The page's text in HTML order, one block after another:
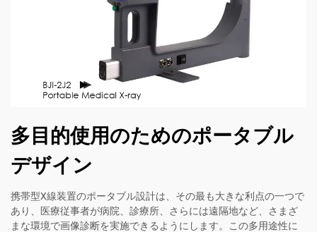
多目的使用のためのポータブル
デザイン
携帯型X線装置のポータブル設計は、その最も大きな利点の一つで
あり、医療従事者が病院、診療所、さらには遠隔地など、さまざ
まな環境で画像診断を実施できるようにします。この多用途性に